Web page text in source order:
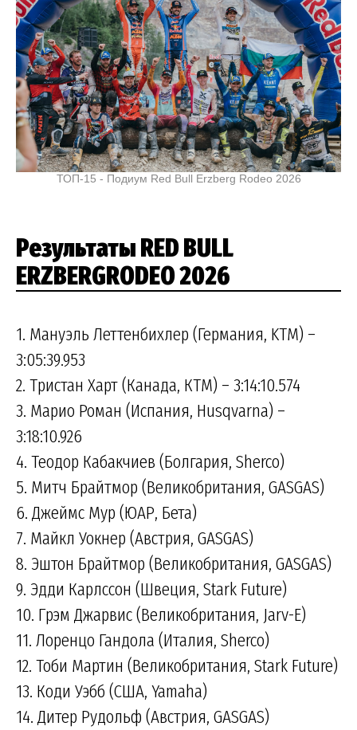
ТОП-15 - Подиум Red Bull Erzberg Rodeo 2026
Результаты RED BULL
ERZBERGRODEO 2026
1. Мануэль Леттенбихлер (Германия, KTM) –
3:05:39.953
2. Тристан Харт (Канада, КТМ) – 3:14:10.574
3. Марио Роман (Испания, Husqvarna) –
3:18:10.926
4. Теодор Кабакчиев (Болгария, Sherco)
5. Митч Брайтмор (Великобритания, GASGAS)
6. Джеймс Мур (ЮАР, Бета)
7. Майкл Уокнер (Австрия, GASGAS)
8. Эштон Брайтмор (Великобритания, GASGAS)
9. Эдди Карлссон (Швеция, Stark Future)
10. Грэм Джарвис (Великобритания, Jarv-E)
11. Лоренцо Гандола (Италия, Sherco)
12. Тоби Мартин (Великобритания, Stark Future)
13. Коди Уэбб (США, Yamaha)
14. Дитер Рудольф (Австрия, GASGAS)